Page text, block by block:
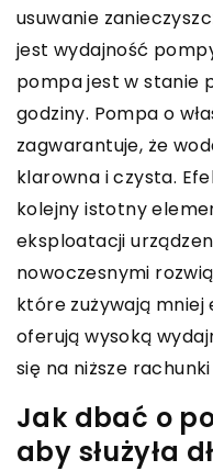
usuwanie
jest wydajność
pompa jest w stanie
godziny. Pompa o
zagwarantuje, że
klarowna i czysta.
kolejny istotny
eksploatacji
nowoczesnymi
które zużywają mniej
oferują wysoką
się na niższe
Jak dbać o
aby służyła